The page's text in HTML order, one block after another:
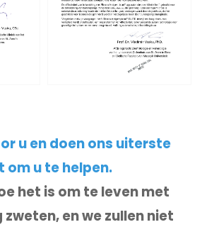
u en doen ons uiterste
om u te helpen.
het is om te leven met
en we zullen niet